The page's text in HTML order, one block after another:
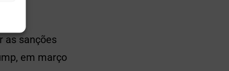
as sanções
em março